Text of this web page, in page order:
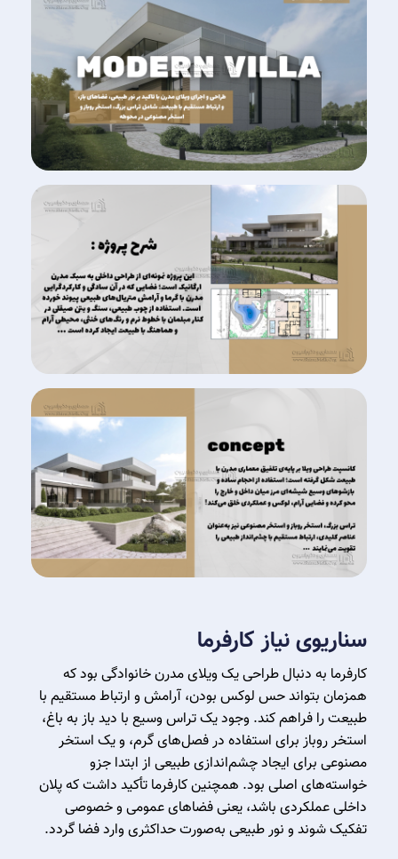
سناریوی نیاز کارفرما
کارفرما به دنبال طراحی یک ویلای مدرن خانوادگی بود که
همزمان بتواند حس لوکس بودن، آرامش و ارتباط مستقیم با
طبیعت را فراهم کند. وجود یک تراس وسیع با دید باز به باغ،
استخر روباز برای استفاده در فصل‌های گرم، و یک استخر
مصنوعی برای ایجاد چشم‌اندازی طبیعی از ابتدا جزو
خواسته‌های اصلی بود. همچنین کارفرما تأکید داشت که پلان
داخلی عملکردی باشد، یعنی فضاهای عمومی و خصوصی
تفکیک شوند و نور طبیعی به‌صورت حداکثری وارد فضا گردد.